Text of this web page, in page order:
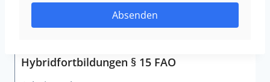
Absenden
Hybridfortbildungen § 15 FAO